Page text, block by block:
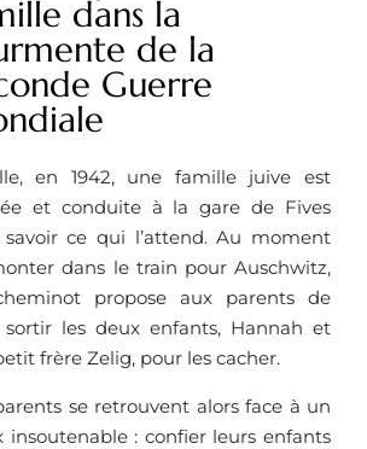
dans la
de la
Guerre
en 1942, une famille juive est
et conduite à la gare de Fives
savoir ce qui l’attend. Au moment
dans le train pour Auschwitz,
propose aux parents de
sortir les deux enfants, Hannah et
frère Zelig, pour les cacher.
se retrouvent alors face à un
insoutenable : confier leurs enfants